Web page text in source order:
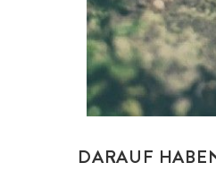
DARAUF